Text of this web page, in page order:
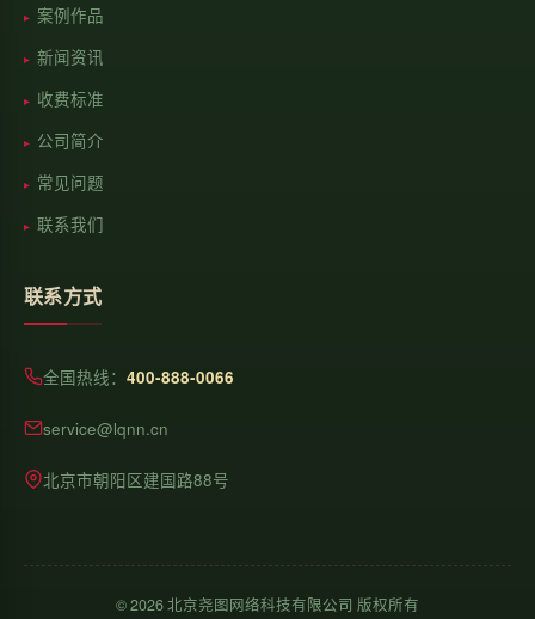
案例作品
新闻资讯
收费标准
公司简介
常见问题
联系我们
联系方式
全国热线： 400-888-0066
service@lqnn.cn
北京市朝阳区建国路88号
©2026北京尧图网络科技有限公司 版权所有